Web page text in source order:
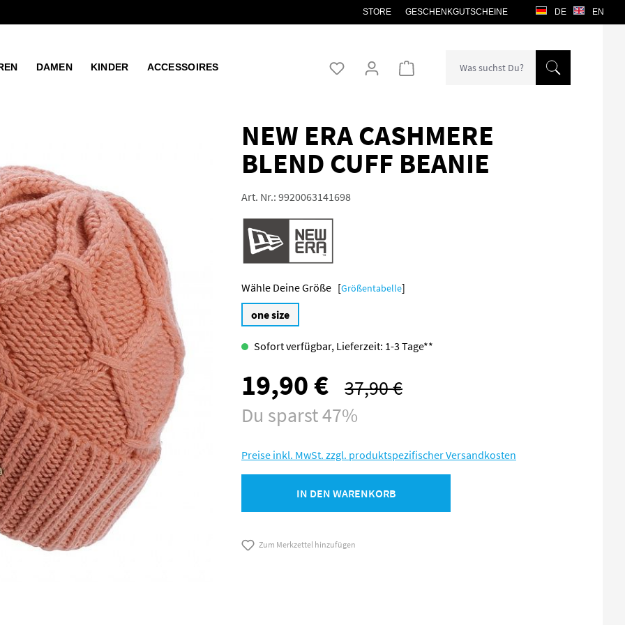
DE EN
STORE GESCHENKGUTSCHEINE
Warenkorb enthält 0 Positionen. Der
DAMEN KINDER ACCESSOIRES
NEW ERA CASHMERE
BLEND CUFF BEANIE
Art. Nr.: 9920063141698
Größe [Größentabelle]
one size
Sofort verfügbar, Lieferzeit: 1-3 Tage**
Verkaufspreis:
19,90 € Regulärer Preis:
37,90 €
Du sparst 47%
Preise inkl. MwSt. zzgl. produktspezifischer Versandkosten
IN DEN WARENKORB
Zum Merkzettel hinzufügen